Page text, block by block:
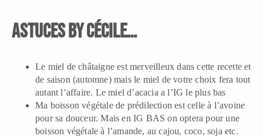
ASTUCES by Cécile…
Le miel de châtaigne est merveilleux dans cette recette et
de saison (automne) mais le miel de votre choix fera tout
autant l’affaire. Le miel d’acacia a l’IG le plus bas
Ma boisson végétale de prédilection est celle à l’avoine
pour sa douceur. Mais en IG BAS on optera pour une
boisson végétale à l’amande, au cajou, coco, soja etc.